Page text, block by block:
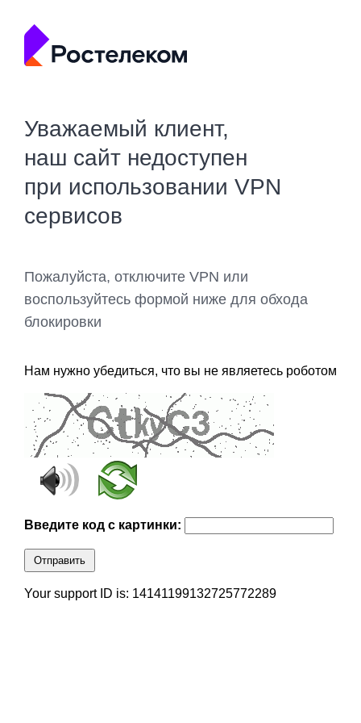
Уважаемый клиент,
наш сайт недоступен
при использовании VPN
сервисов
Пожалуйста, отключите VPN или
воспользуйтесь формой ниже для обхода
блокировки
Нам нужно убедиться, что вы не являетесь роботом
Введите код с картинки:
Отправить
Your support ID is: 14141199132725772289